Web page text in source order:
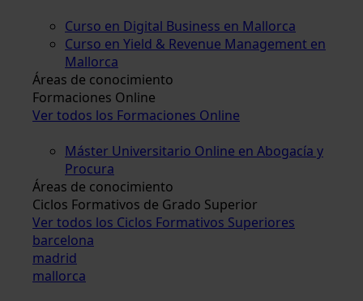
Curso en Digital Business en Mallorca
Curso en Yield & Revenue Management en
Mallorca
Áreas de conocimiento
Formaciones Online
Ver todos los Formaciones Online
Máster Universitario Online en Abogacía y
Procura
Áreas de conocimiento
Ciclos Formativos de Grado Superior
Ver todos los Ciclos Formativos Superiores
barcelona
madrid
mallorca